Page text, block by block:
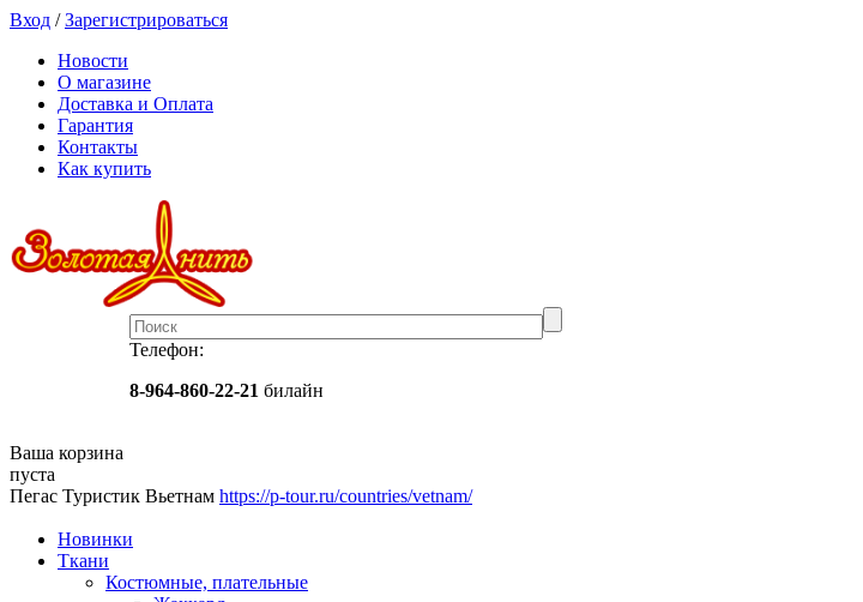
Вход /Зарегистрироваться
Новости
О магазине
Доставка и Оплата
Гарантия
Контакты
Как купить
Телефон:
8-964-860-22-21 билайн
Ваша корзина
пуста
Пегас Туристик Вьетнам https://p-tour.ru/countries/vetnam/
Новинки
Ткани
Костюмные, плательные